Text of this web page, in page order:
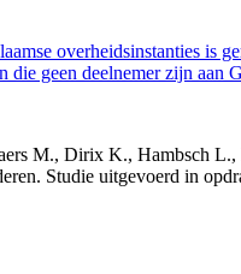
overheidsinstanties is
die geen deelnemer zijn
M., Dirix K., Hambsch
Studie uitgevoerd in